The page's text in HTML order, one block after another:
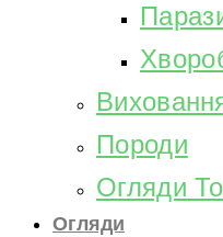
Породи
Огляди
Огляди